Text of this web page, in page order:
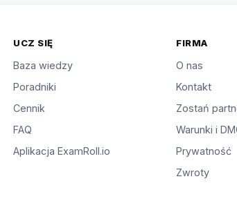
UCZ SIĘ
Baza wiedzy
Poradniki
Cennik
FAQ
Aplikacja ExamRoll.io
FIRMA
O nas
Kontakt
Zostań
Warunki i
Prywatność
Zwroty